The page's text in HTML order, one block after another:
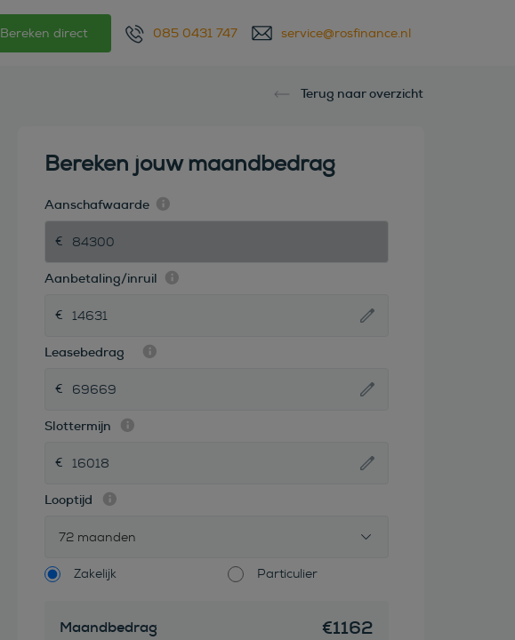
Bereken direct 085 0431 747 service@rosfinance.nl
Terug naar overzicht
Bereken jouw maandbedrag
Aanschafwaarde
Aanbetaling/inruil
Leasebedrag
Slottermijn
Looptijd
72 maanden
Zakelijk Particulier
Maandbedrag €1162